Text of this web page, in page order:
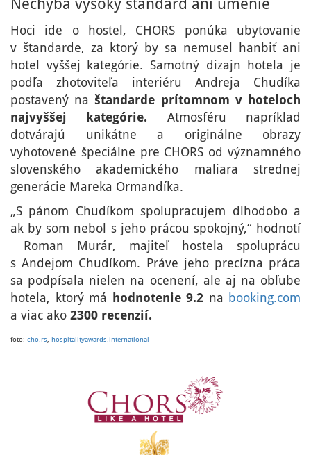
Nechýba vysoký štandard ani umenie
Hoci ide o hostel, CHORS ponúka ubytovanie
v štandarde, za ktorý by sa nemusel hanbiť ani
hotel vyššej kategórie. Samotný dizajn hotela je
podľa zhotoviteľa interiéru Andreja Chudíka
postavený na štandarde prítomnom v hoteloch
najvyššej kategórie. Atmosféru napríklad
dotvárajú unikátne a originálne obrazy
vyhotovené špeciálne pre CHORS od významného
slovenského akademického maliara strednej
generácie Mareka Ormandíka.
„S pánom Chudíkom spolupracujem dlhodobo a
ak by som nebol s jeho prácou spokojný,“ hodnotí
Roman Murár, majiteľ hostela spoluprácu
s Andejom Chudíkom. Práve jeho precízna práca
sa podpísala nielen na ocenení, ale aj na obľube
hotela, ktorý má hodnotenie 9.2 na booking.com
a viac ako 2300 recenzií.
foto: cho.rs hospitalityawards.international